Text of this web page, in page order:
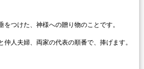
をつけた、神様への贈り物のことです。
仲人夫婦、両家の代表の順番で、捧げます。